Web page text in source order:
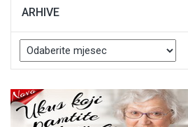
ARHIVE
Arhive